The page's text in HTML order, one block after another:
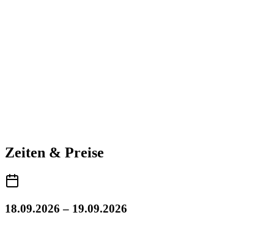
Zeiten & Preise
18.09.2026 – 19.09.2026